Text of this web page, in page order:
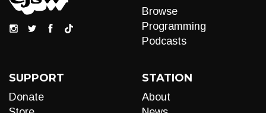
Browse
Programming
Podcasts
SUPPORT
Donate
STATION
About